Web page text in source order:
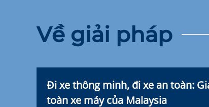
Về giải pháp
Đi xe thông minh, đi xe an toàn:
toàn xe máy của Malaysia